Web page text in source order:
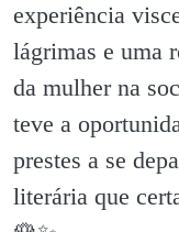
experiência
lágrimas e uma
da mulher na
teve a
prestes a se
literária que